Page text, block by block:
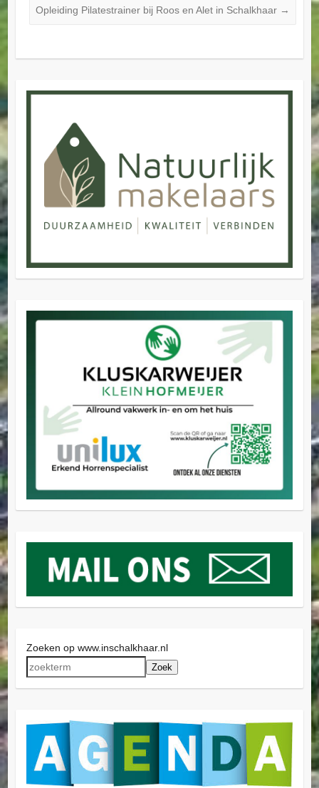
Opleiding Pilatestrainer bij Roos en Alet in Schalkhaar →
Zoeken op www.inschalkhaar.nl
Zoek